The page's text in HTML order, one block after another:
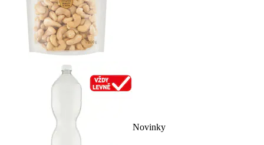
Novinky